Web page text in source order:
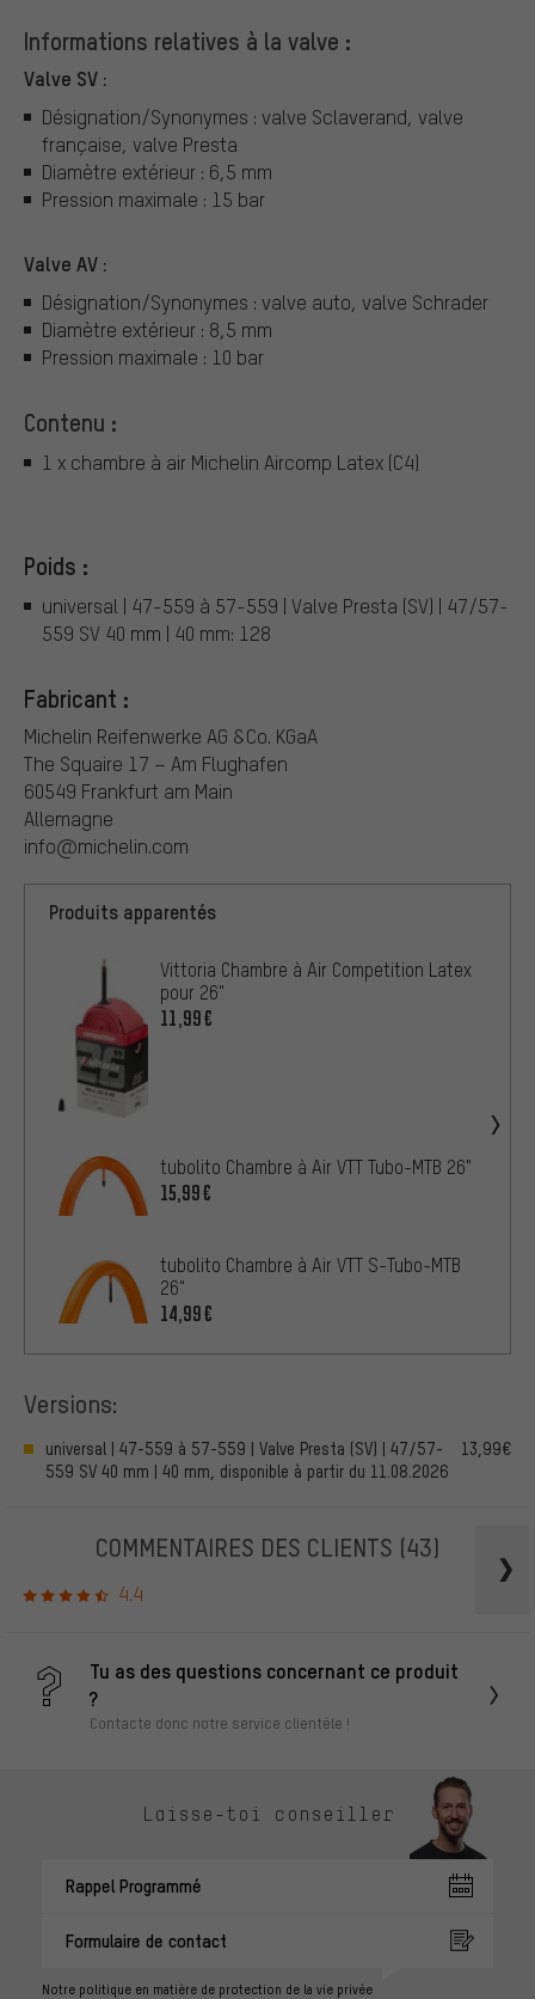
Informations relatives à la valve :
Valve SV :
Désignation/Synonymes : valve Sclaverand, valve
française, valve Presta
Diamètre extérieur : 6,5 mm
Pression maximale : 15 bar
Valve AV :
Désignation/Synonymes : valve auto, valve Schrader
Diamètre extérieur : 8,5 mm
Pression maximale : 10 bar
Contenu :
1 x chambre à air Michelin Aircomp Latex (C4)
Poids :
universal | 47-559 à 57-559 | Valve Presta (SV) | 47/57-
559 SV 40 mm | 40 mm: 128
Fabricant :
Michelin Reifenwerke AG &Co. KGaA
The Squaire 17 – Am Flughafen
60549 Frankfurt am Main
Allemagne
info@michelin.com
Produits apparentés
Vittoria Chambre à Air Competition Latex
pour 26"
11,99€
tubolito Chambre à Air VTT Tubo-MTB 26"
15,99€
tubolito Chambre à Air VTT S-Tubo-MTB
26"
14,99€
Versions:
universal | 47-559 à 57-559 | Valve Presta (SV) | 47/57-
559 SV 40 mm | 40 mm, disponible à partir du 11.08.2026
13,99€
COMMENTAIRES DES CLIENTS (43)
4.4
Tu as des questions concernant ce produit
?
Contacte donc notre service clientèle !
Laisse-toi conseiller
Rappel Programmé
Formulaire de contact
Notre politique en matière de protection de la vie privée